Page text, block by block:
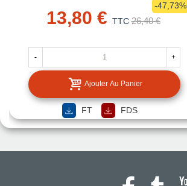
13,80 € TTC 26,40 €
-47,73%
- +
Ajouter Au Panier
FT FDS